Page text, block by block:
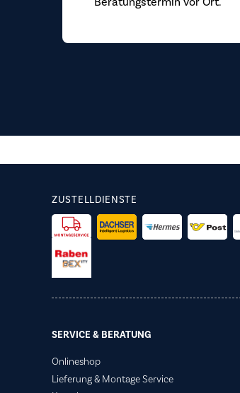
ZUSTELLDIENSTE
SERVICE & BERATUNG
Onlineshop
Lieferung & Montage Service